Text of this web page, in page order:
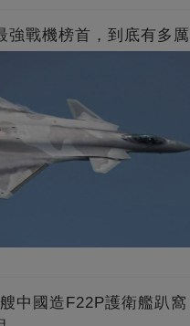
強戰機榜首，到底有多厲
中國造F22P護衛艦趴